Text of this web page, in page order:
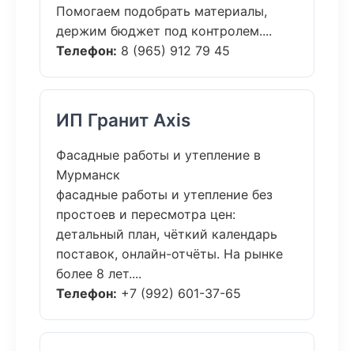
Помогаем подобрать материалы,
держим бюджет под контролем....
Телефон: 8 (965) 912 79 45
ИП Гранит Axis
Фасадные работы и утепление в
Мурманск
фасадные работы и утепление без
простоев и пересмотра цен:
детальный план, чёткий календарь
поставок, онлайн-отчёты. На рынке
более 8 лет....
Телефон: +7 (992) 601-37-65